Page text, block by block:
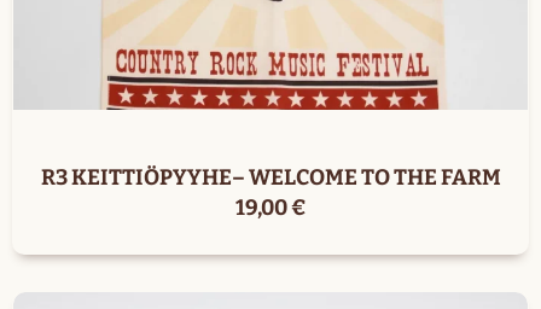
R3 KEITTIÖPYYHE– WELCOME TO THE FARM
19,00€